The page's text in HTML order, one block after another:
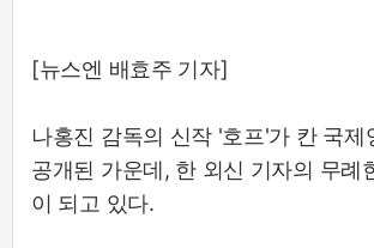
[뉴스엔 배효주 기자]
나홍진 감독의 신작 '호프'가 칸 국제
공개된 가운데, 한 외신 기자의 무례
이 되고 있다.